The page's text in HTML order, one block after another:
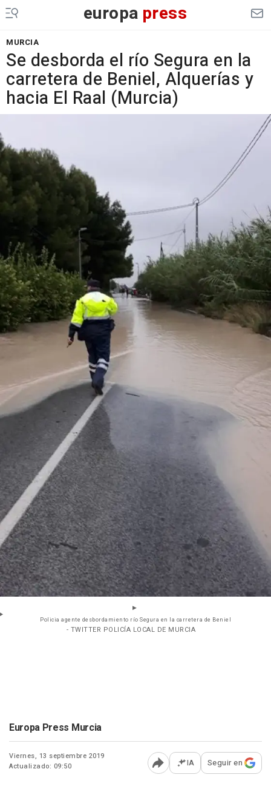
europa press
MURCIA
Se desborda el río Segura en la
carretera de Beniel, Alquerías y
hacia El Raal (Murcia)
Policia agente desbordamiento río Segura en la carretera de Beniel
- TWITTER POLICÍA LOCAL DE MURCIA
Europa Press Murcia
Viernes, 13 septiembre 2019
Actualizado: 09:50
Abrir opciones para
IA Seguir en